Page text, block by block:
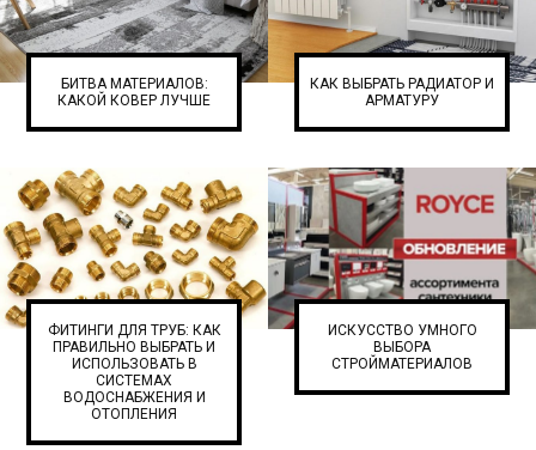
БИТВА МАТЕРИАЛОВ:
КАКОЙ КОВЕР ЛУЧШЕ
КАК ВЫБРАТЬ РАДИАТОР И
АРМАТУРУ
ФИТИНГИ ДЛЯ ТРУБ: КАК
ПРАВИЛЬНО ВЫБРАТЬ И
ИСПОЛЬЗОВАТЬ В
СИСТЕМАХ
ВОДОСНАБЖЕНИЯ И
ОТОПЛЕНИЯ
ИСКУССТВО УМНОГО
ВЫБОРА
СТРОЙМАТЕРИАЛОВ